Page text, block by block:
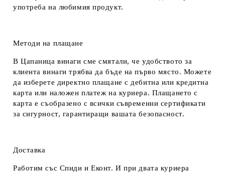
употреба на любимия продукт.
Методи на плащане
В Цапаница винаги сме смятали, че удобството за
клиента винаги трябва да бъде на първо място. Можете
да изберете директно плащане с дебитна или кредитна
карта или наложен платеж на куриера. Плащането с
карта е съобразено с всички съвременни сертификати
за сигурност, гарантиращи вашата безопасност.
Доставка
Работим със Спиди и Еконт. И при двата куриера